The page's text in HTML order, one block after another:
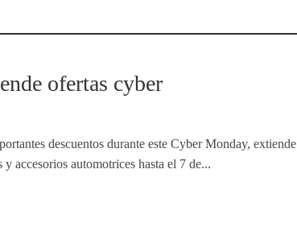
ofertas cyber
descuentos durante este Cyber Monday, extiende
y accesorios automotrices hasta el 7 de...